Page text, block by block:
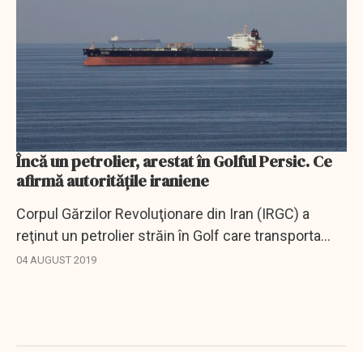
Încă un petrolier, arestat în Golful Persic. Ce
afirmă autoritățile iraniene
Corpul Gărzilor Revoluţionare din Iran (IRGC) a
reţinut un petrolier străin în Golf care transporta
ilegal combustibil pentru unele state arabe, a
04 AUGUST 2019